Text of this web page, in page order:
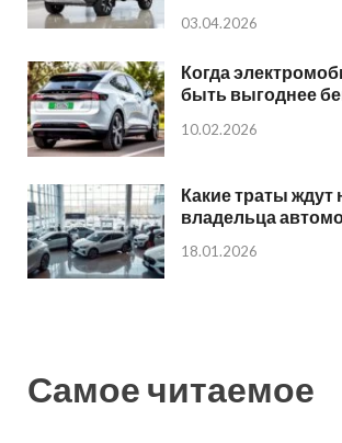
03.04.2026
Когда
быть выгоднее
10.02.2026
Какие траты ждут
владельца
18.01.2026
Самое читаемое